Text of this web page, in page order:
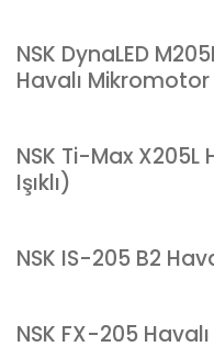
NSK DynaLED
Havalı Mikromotor
NSK Ti-Max X205L
Işıklı)
NSK IS-205 B2
NSK FX-205